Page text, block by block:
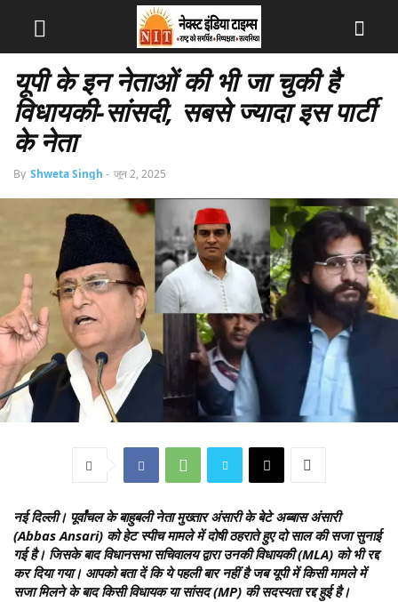
यूपी के इन नेताओं की भी जा चुकी है
विधायकी-सांसदी, सबसे ज्यादा इस पार्टी
के नेता
By Shweta Singh - जून 2, 2025
नई दिल्ली। पूर्वांचल के बाहुबली नेता मुख्तार अंसारी के बेटे अब्बास अंसारी
(Abbas Ansari) को हेट स्पीच मामले में दोषी ठहराते हुए दो साल की सजा सुनाई
गई है। जिसके बाद विधानसभा सचिवालय द्वारा उनकी विधायकी (MLA) को भी रद्द
कर दिया गया। आपको बता दें कि ये पहली बार नहीं है जब यूपी में किसी मामले में
सजा मिलने के बाद किसी विधायक या सांसद (MP) की सदस्यता रद्द हुई है।